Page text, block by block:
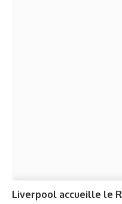
Liverpool accueille le